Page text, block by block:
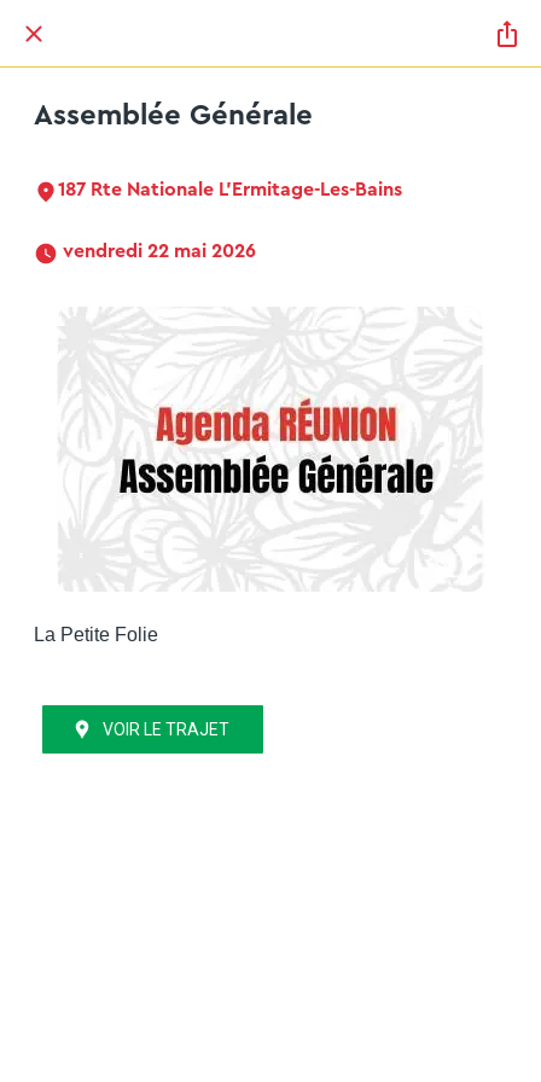
Assemblée Générale
187 Rte Nationale L'Ermitage-Les-Bains
vendredi 22 mai 2026
La Petite Folie
VOIR LE TRAJET